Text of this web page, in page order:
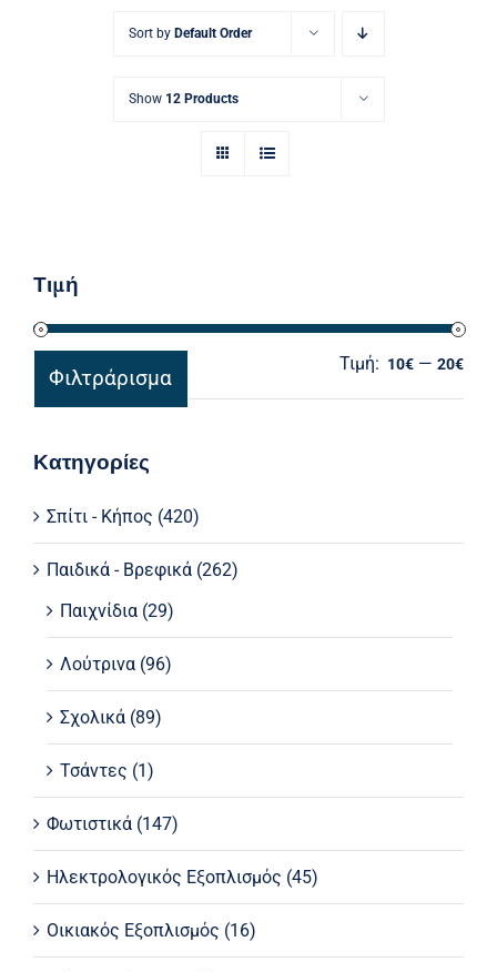
Sort by Default Order
Show 12 Products
Τιμή
τιμή
τιμή
Φιλτράρισμα
Τιμή: 10€ —20€
Κατηγορίες
Σπίτι - Κήπος (420)
Παιδικά - Βρεφικά (262)
Παιχνίδια (29)
Λούτρινα (96)
Σχολικά (89)
Τσάντες (1)
Φωτιστικά (147)
Ηλεκτρολογικός Εξοπλισμός (45)
Οικιακός Εξοπλισμός (16)